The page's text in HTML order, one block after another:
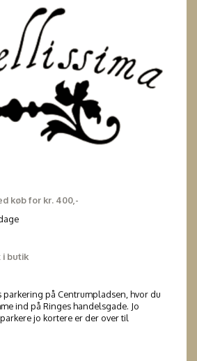
køb for kr. 400,-
i butik
parkering på Centrumpladsen, hvor du
ind på Ringes handelsgade. Jo
jo kortere er der over til